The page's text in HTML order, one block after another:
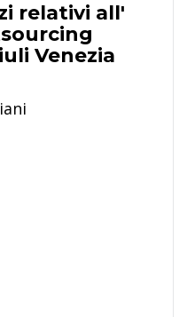
relativi all'
Venezia